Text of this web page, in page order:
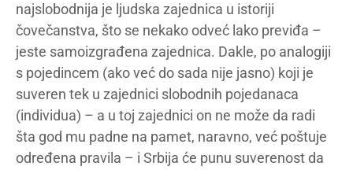
najslobodnija je ljudska zajednica u istoriji
čovečanstva, što se nekako odveć lako previđa –
jeste samoizgrađena zajednica. Dakle, po analogiji
s pojedincem (ako već do sada nije jasno) koji je
suveren tek u zajednici slobodnih pojedanaca
(individua) – a u toj zajednici on ne može da radi
šta god mu padne na pamet, naravno, već poštuje
određena pravila – i Srbija će punu suverenost da